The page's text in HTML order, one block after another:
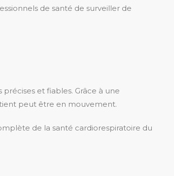
de santé de surveiller de
et fiables. Grâce à une
peut être en mouvement.
de la santé cardiorespiratoire du